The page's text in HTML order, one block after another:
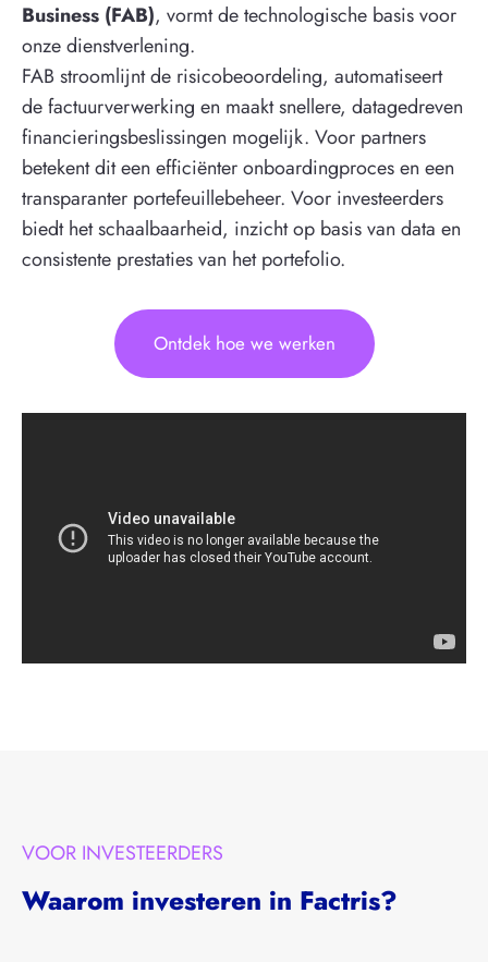
Business (FAB), vormt de technologische basis voor
onze dienstverlening.
FAB stroomlijnt de risicobeoordeling, automatiseert
de factuurverwerking en maakt snellere, datagedreven
financieringsbeslissingen mogelijk. Voor partners
betekent dit een efficiënter onboardingproces en een
transparanter portefeuillebeheer. Voor investeerders
biedt het schaalbaarheid, inzicht op basis van data en
consistente prestaties van het portefolio.
Ontdek hoe we werken
VOOR INVESTEERDERS
Waarom investeren in Factris?